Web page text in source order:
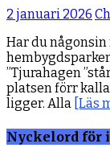
2 januari 2026
Har du
”Tjurahagen
platsen förr
ligger. Alla [Läs
Nyckelord för